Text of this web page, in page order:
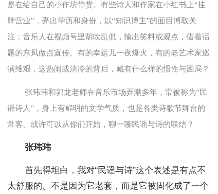
是在给自己的小作坊带货。有些诗人和作家在小红书上“挂
牌营业”，亮出学历和身份，以“知识博主”的面目博取关
注；音乐人在视频号里胡吹乱侃，输出笑料或观点，借着话
题的东风做点宣传。有的幸运儿一夜爆火，有的老艺术家巡
演维艰，这热闹或清冷的背后，藏有什么样的惯性与困局？
张玮玮和郭龙老师在音乐市场弄潮多年，常被称为“民
谣诗人”，身上有鲜明的文学气质，也是各类诗歌节舞台的
常客。或许可以从你们开始，聊一聊民谣与诗的联结？
张玮玮
首先得坦白，我对“民谣与诗”这个表述是有点不
太舒服的。不是因为它老套，而是它被固化成了一个